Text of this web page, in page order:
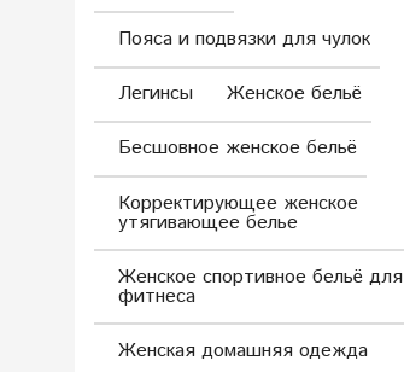
Пояса и подвязки для чулок
Легинсы
Женское бельё
Бесшовное женское бельё
Корректирующее женское
утягивающее белье
Женское спортивное бельё для
фитнеса
Женская домашняя одежда